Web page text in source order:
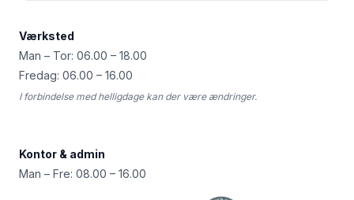
Værksted
Man – Tor: 06.00 – 18.00
Fredag: 06.00 – 16.00
I forbindelse med helligdage kan der være ændringer.
Kontor & admin
Man – Fre: 08.00 – 16.00